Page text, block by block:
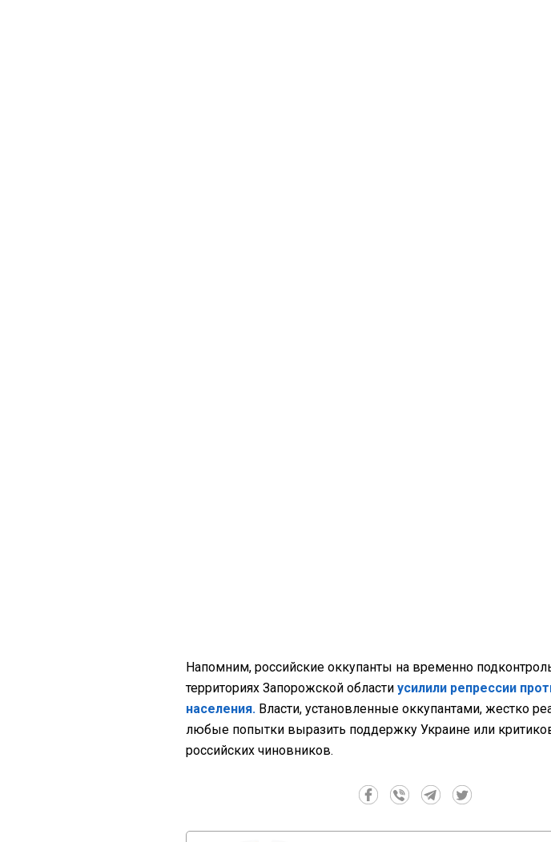
Напомним, российские оккупанты на временно
территориях Запорожской области усилили репрессии
населения. Власти, установленные оккупантами, жестко
любые попытки выразить поддержку Украине или
российских чиновников.